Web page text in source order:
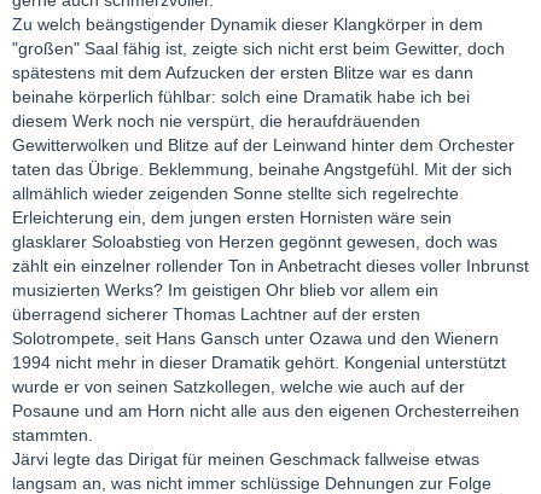
Zu welch beängstigender Dynamik dieser Klangkörper in dem
"großen" Saal fähig ist, zeigte sich nicht erst beim Gewitter, doch
spätestens mit dem Aufzucken der ersten Blitze war es dann
beinahe körperlich fühlbar: solch eine Dramatik habe ich bei
diesem Werk noch nie verspürt, die heraufdräuenden
Gewitterwolken und Blitze auf der Leinwand hinter dem Orchester
taten das Übrige. Beklemmung, beinahe Angstgefühl. Mit der sich
allmählich wieder zeigenden Sonne stellte sich regelrechte
Erleichterung ein, dem jungen ersten Hornisten wäre sein
glasklarer Soloabstieg von Herzen gegönnt gewesen, doch was
zählt ein einzelner rollender Ton in Anbetracht dieses voller Inbrunst
musizierten Werks? Im geistigen Ohr blieb vor allem ein
überragend sicherer Thomas Lachtner auf der ersten
Solotrompete, seit Hans Gansch unter Ozawa und den Wienern
1994 nicht mehr in dieser Dramatik gehört. Kongenial unterstützt
wurde er von seinen Satzkollegen, welche wie auch auf der
Posaune und am Horn nicht alle aus den eigenen Orchesterreihen
stammten.
Järvi legte das Dirigat für meinen Geschmack fallweise etwas
langsam an, was nicht immer schlüssige Dehnungen zur Folge